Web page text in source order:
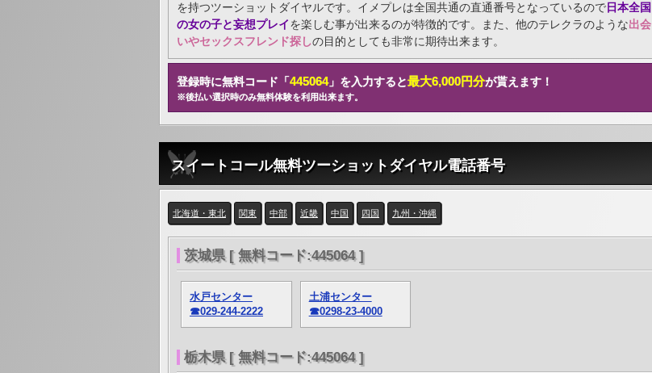
を持つツーショットダイヤルです。イメプレは全国共通の直通番号となっているので日本全国
の女の子と妄想プレイを楽しむ事が出来るのが特徴的です。また、他のテレクラのような出会
いやセックスフレンド探しの目的としても非常に期待出来ます。
登録時に無料コード「445064」を入力すると最大6,000円分が貰えます！
※後払い選択時のみ無料体験を利用出来ます。
スイートコール無料ツーショットダイヤル電話番号
北海道・東北 関東 中部 近畿 中国 四国 九州・沖縄
茨城県 [ 無料コード:445064 ]
水戸センター
☎029-244-2222
土浦センター
☎0298-23-4000
栃木県 [ 無料コード:445064 ]